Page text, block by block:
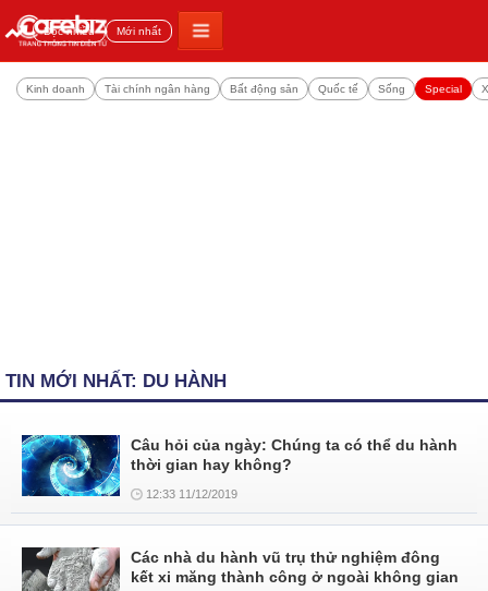
Đọc nhiều Mới nhất
Kinh doanh Tài chính ngân hàng Bất động sản Quốc tế Sống Special
TIN MỚI NHẤT: DU HÀNH
Câu hỏi của ngày: Chúng ta có thể du hành
thời gian hay không?
12:33 11/12/2019
Các nhà du hành vũ trụ thử nghiệm đông
kết xi măng thành công ở ngoài không gian